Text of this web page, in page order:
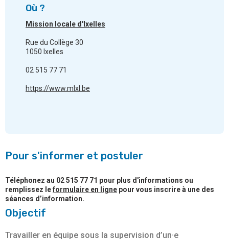
Objectif
Travailler en équipe sous la supervision d’un·e
Où ?
Mission locale d'Ixelles
Rue du Collège 30
1050 Ixelles
02 515 77 71
https://www.mlxl.be
Pour s'informer et postuler
Téléphonez au 02 515 77 71 pour plus d'informations ou
remplissez leformulaire en ligne pour vous inscrire à une des
séances d’information.